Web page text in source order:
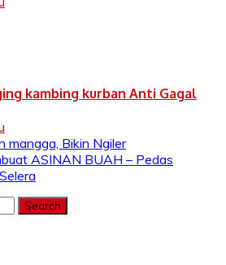
kambing kurban Anti Gagal
mangga, Bikin Ngiler
ASINAN BUAH – Pedas